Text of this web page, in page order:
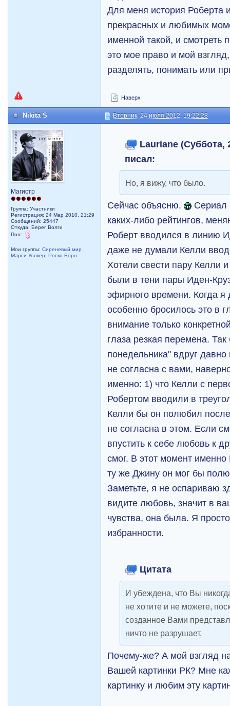
Для меня история Роберта
прекрасных и любимых
именной такой, и смотреть
это мое право и мой
разделять, понимать или
Наверх
Nikita S Вторник, 24 июля 2012, 19:22:28
Магистр
Группа: Участники
Регистрация: 24 Мар 2010, 21:29
Сообщений: 25447
Откуда: Берег Волги
Пол:
Мои группы:Сиреневый мир
Марси Уолкер
,Роско Борн
Lauriane (Суббота,
писал:
Но, я вижу, что было.
Сейчас объясню.
Сериал
каких-либо рейтингов,
Роберт вводился в линию
даже не думали Келли
Хотели свести пару Келли
были в тени пары Иден-
эфирного времени. Когда я
особенно бросилось это в
внимание только
глаза резкая перемена.
понедельника" вдруг
не согласна с вами,
именно: 1) что Келли с
Робертом вводили в
Келли бы он полюбил
не согласна в этом. Если
впустить к себе любовь к
смог. В этот момент
ту же Джину он мог бы
Заметьте, я не оспариваю
видите любовь, значит в
чувства, она была. Я
избранности.
Цитата
И убеждена, что Вы
не хотите и не можете,
созданное Вами
ничто не разрушает.
Почему-же? А мой взгляд
Вашей картинки РК? Мне
картинку и любим эту